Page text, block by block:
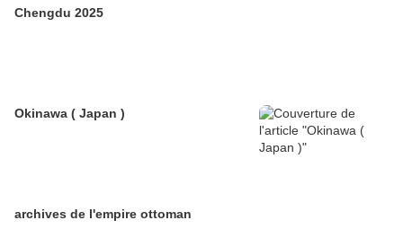
Chengdu 2025
Okinawa ( Japan )
archives de l'empire ottoman